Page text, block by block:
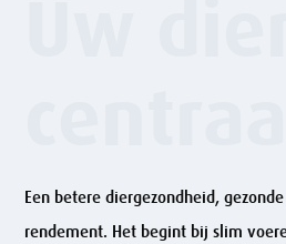
Een betere diergezondheid,
rendement. Het begint bij slim